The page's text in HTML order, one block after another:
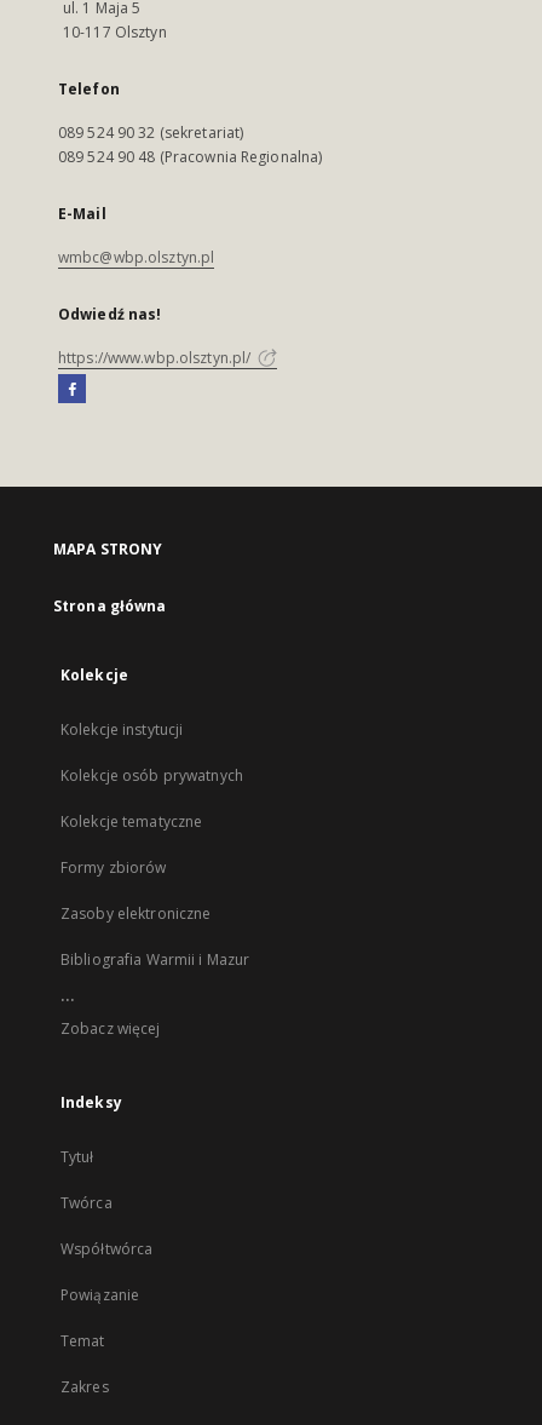
ul. 1 Maja 5
10-117 Olsztyn
Telefon
089 524 90 32 (sekretariat)
089 524 90 48 (Pracownia Regionalna)
E-Mail
wmbc@wbp.olsztyn.pl
Odwiedź nas!
https://www.wbp.olsztyn.pl/
MAPA STRONY
Strona główna
Kolekcje
Kolekcje instytucji
Kolekcje osób prywatnych
Kolekcje tematyczne
Formy zbiorów
Zasoby elektroniczne
Bibliografia Warmii i Mazur
...
Zobacz więcej
Indeksy
Tytuł
Twórca
Współtwórca
Powiązanie
Temat
Zakres